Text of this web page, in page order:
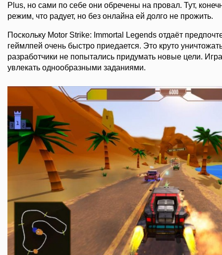
Plus, но сами по себе они обречены на провал. Тут,
режим, что радует, но без онлайна ей долго не прожить.
Поскольку Motor Strike: Immortal Legends отдаёт
геймлпей очень быстро приедается. Это круто
разработчики не попытались придумать новые цели.
увлекать однообразными заданиями.